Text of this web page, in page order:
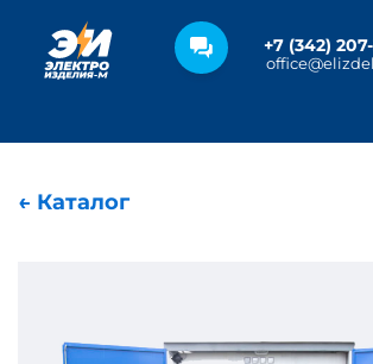
+7 (342)
← Каталог